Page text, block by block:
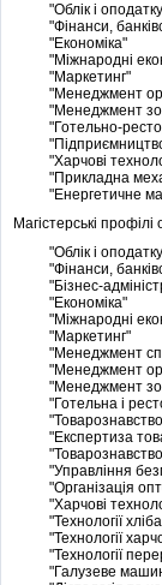
"Облік і
"Фінанси,
"Економіка"
"Міжнародні
"Маркетинг"
"Менеджмент
"Менеджмент
"Готельно-
"Харчові
"Прикладна
"Енергетичне
Магістерські профілі
"Облік і
"Фінанси,
"Бізнес-
"Економіка"
"Міжнародні
"Маркетинг"
"Менеджмент
"Менеджмент
"Менеджмент
"Готельна і
"Експертиза
"Управління
"Організація
"Харчові
"Технології
"Технології
"Технології
"Галузеве